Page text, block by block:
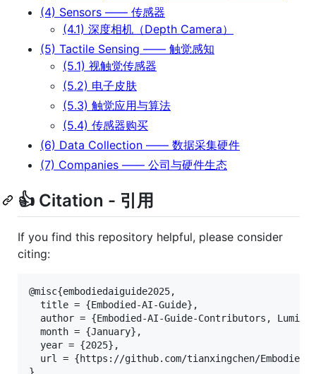
(4) Sensors —— 传感器
(4.1) 深度相机（Depth Camera）
(5) Tactile Sensing —— 触觉感知
(5.1) 视触觉传感器
(5.2) 电子皮肤
(5.3) 触觉应用与算法
(5.4) 传感器购买
(6) Data Collection —— 数据采集硬件
(7) Companies —— 公司与硬件生态
👍 Citation - 引用
If you find this repository helpful, please consider
citing:
@misc{embodiedaiguide2025,
  title = {Embodied-AI-Guide},
author = {Embodied-AI-Guide-Contributors,
  month = {January},
  year = {2025},
url = {https://github.com/tianxingchen/Embodied-